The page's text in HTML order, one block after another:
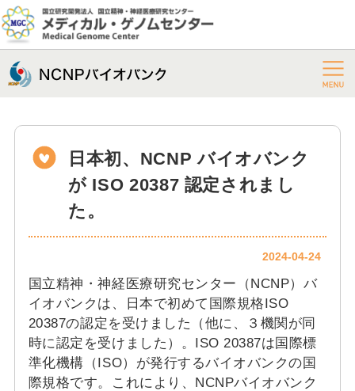
日本初、NCNP バイオバンク
が ISO 20387 認定されまし
た。
2024-04-24
国立精神・神経医療研究センター（NCNP）バ
イオバンクは、日本で初めて国際規格ISO
20387の認定を受けました（他に、３機関が同
時に認定を受けました）。ISO 20387は国際標
準化機構（ISO）が発行するバイオバンクの国
際規格です。これにより、NCNPバイオバンク